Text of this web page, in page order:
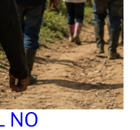
NO